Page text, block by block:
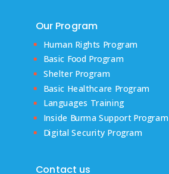
Our Program
Human Rights Program
Basic Food Program
Shelter Program
Basic Healthcare Program
Languages Training
Inside Burma Support Program
Digital Security Program
Contact us